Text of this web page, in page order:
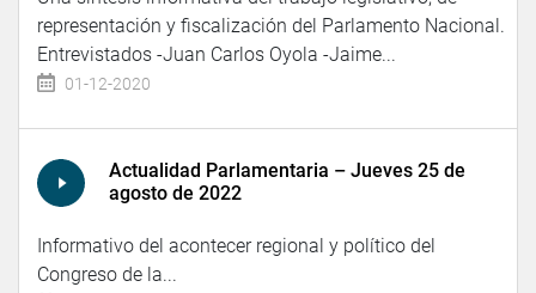
representación y fiscalización del Parlamento Nacional.
Entrevistados -Juan Carlos Oyola -Jaime...
01-12-2020
Actualidad Parlamentaria – Jueves 25 de
agosto de 2022
Informativo del acontecer regional y político del
Congreso de la...